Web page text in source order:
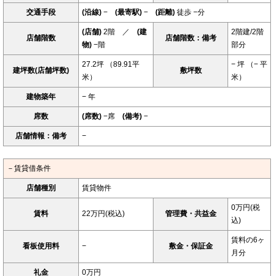
交通手段 (沿線) − (最寄駅) − (距離) 徒歩 −分
店舗階数
(店舗) 2階 ／ (建
物) −階
店舗階数：備考
2階建/2階
部分
建坪数(店舗坪数)
27.2坪 （89.91平
米）
敷坪数
− 坪 （− 平
米）
建物築年 − 年
席数 (席数) −席 (備考) −
店舗情報：備考 −
－賃貸借条件
店舗種別 賃貸物件
賃料 22万円(税込) 管理費・共益金
0万円(税
込)
看板使用料 − 敷金・保証金
賃料の6ヶ
月分
礼金 0万円